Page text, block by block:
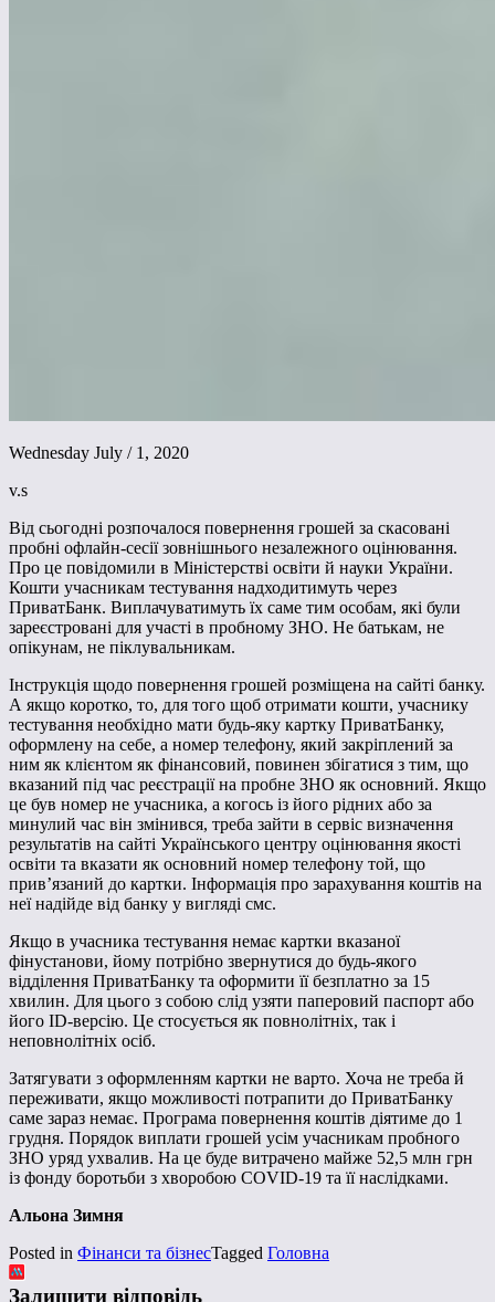
Wednesday July / 1, 2020
v.s
Від сьогодні розпочалося повернення грошей за скасовані
пробні офлайн-сесії зовнішнього незалежного оцінювання.
Про це повідомили в Міністерстві освіти й науки України.
Кошти учасникам тестування надходитимуть через
ПриватБанк. Виплачуватимуть їх саме тим особам, які були
зареєстровані для участі в пробному ЗНО. Не батькам, не
опікунам, не піклувальникам.
Інструкція щодо повернення грошей розміщена на сайті банку.
А якщо коротко, то, для того щоб отримати кошти, учаснику
тестування необхідно мати будь-яку картку ПриватБанку,
оформлену на себе, а номер телефону, який закріплений за
ним як клієнтом як фінансовий, повинен збігатися з тим, що
вказаний під час реєстрації на пробне ЗНО як основний. Якщо
це був номер не учасника, а когось із його рідних або за
минулий час він змінився, треба зайти в сервіс визначення
результатів на сайті Українського центру оцінювання якості
освіти та вказати як основний номер телефону той, що
прив’язаний до картки. Інформація про зарахування коштів на
неї надійде від банку у вигляді смс.
Якщо в учасника тестування немає картки вказаної
фінустанови, йому потрібно звернутися до будь-якого
відділення ПриватБанку та оформити її безплатно за 15
хвилин. Для цього з собою слід узяти паперовий паспорт або
його ID-версію. Це стосується як повнолітніх, так і
неповнолітніх осіб.
Затягувати з оформленням картки не варто. Хоча не треба й
переживати, якщо можливості потрапити до ПриватБанку
саме зараз немає. Програма повернення коштів діятиме до 1
грудня. Порядок виплати грошей усім учасникам пробного
ЗНО уряд ухвалив. На це буде витрачено майже 52,5 млн грн
із фонду боротьби з хворобою COVID-19 та її наслідками.
Альона Зимня
Posted in Фінанси та бізнесTagged Головна
Залишити відповідь